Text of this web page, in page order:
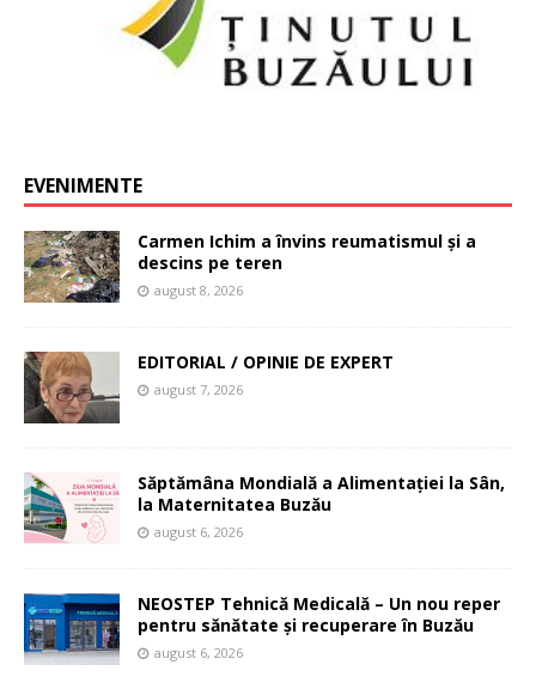
EVENIMENTE
Carmen Ichim a învins reumatismul și a
descins pe teren
august 8, 2026
EDITORIAL / OPINIE DE EXPERT
august 7, 2026
Săptămâna Mondială a Alimentației la Sân,
la Maternitatea Buzău
august 6, 2026
NEOSTEP Tehnică Medicală – Un nou reper
pentru sănătate și recuperare în Buzău
august 6, 2026